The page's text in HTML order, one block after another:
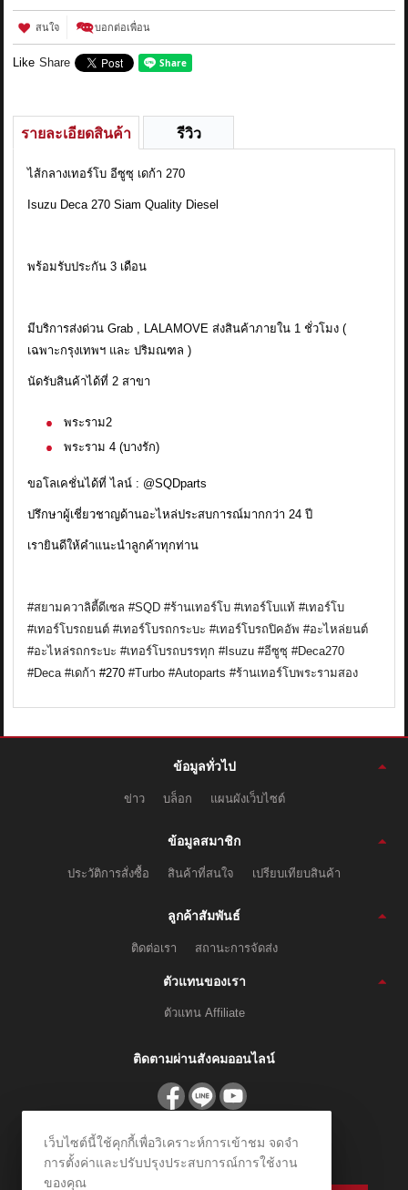
สนใจ บอกต่อเพื่อน
Like Share
รายละเอียดสินค้า รีวิว
ไส้กลางเทอร์โบ อีซูซุ เดก้า 270
Isuzu Deca 270 Siam Quality Diesel
พร้อมรับประกัน 3 เดือน
มีบริการส่งด่วน Grab , LALAMOVE ส่งสินค้าภายใน 1 ชั่วโมง (
เฉพาะกรุงเทพฯ และ ปริมณฑล )
นัดรับสินค้าได้ที่ 2 สาขา
พระราม2
พระราม 4 (บางรัก)
ขอโลเคชั่นได้ที่ ไลน์ : @SQDparts
ปรึกษาผู้เชี่ยวชาญด้านอะไหล่ประสบการณ์มากกว่า 24 ปี
เรายินดีให้คำแนะนำลูกค้าทุกท่าน
#สยามควาลิตี้ดีเซล #SQD #ร้านเทอร์โบ #เทอร์โบแท้ #เทอร์โบ
#เทอร์โบรถยนต์ #เทอร์โบรถกระบะ #เทอร์โบรถปิคอัพ #อะไหล่ยนต์
#อะไหล่รถกระบะ #เทอร์โบรถบรรทุก #Isuzu #อีซูซุ #Deca270
#Deca #เดก้า #270#Turbo #Autoparts #ร้านเทอร์โบพระรามสอง
ข้อมูลทั่วไป
ข่าว บล็อก แผนผังเว็บไซต์
ข้อมูลสมาชิก
ประวัติการสั่งซื้อ สินค้าที่สนใจ เปรียบเทียบสินค้า
ลูกค้าสัมพันธ์
ติดต่อเรา สถานะการจัดส่ง
ตัวแทนของเรา
ตัวแทน Affiliate
ติดตามผ่านสังคมออนไลน์
สมัครรับข่าวสาร
ลงทะเบียนเพื่อรับข้อเสนอและส่วนลดพิเศษ
เว็บไซต์นี้ใช้คุกกี้เพื่อวิเคราะห์การเข้าชม จดจำ
การตั้งค่าและปรับปรุงประสบการณ์การใช้งาน
ของคุณ